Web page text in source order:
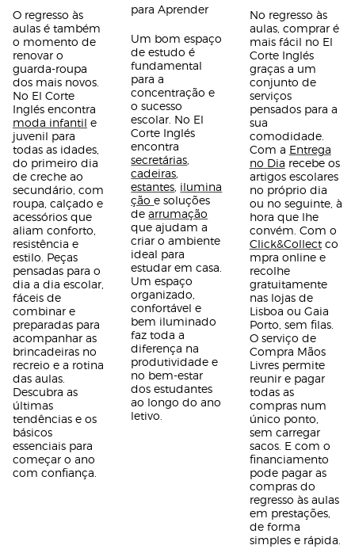
O regresso às
aulas é também
o momento de
renovar o
guarda-roupa
dos mais novos.
No El Corte
Inglés encontra
moda infantil e
juvenil para
todas as idades,
do primeiro dia
de creche ao
secundário, com
roupa, calçado e
acessórios que
aliam conforto,
resistência e
estilo. Peças
pensadas para o
dia a dia escolar,
fáceis de
combinar e
preparadas para
acompanhar as
brincadeiras no
recreio e a rotina
das aulas.
Descubra as
últimas
tendências e os
básicos
essenciais para
começar o ano
com confiança.
para Aprender
Um bom espaço
de estudo é
fundamental
para a
concentração e
o sucesso
escolar. No El
Corte Inglés
encontra
secretárias,
cadeiras,
estantes, ilumina
çãoe soluções
dearrumação
que ajudam a
criar o ambiente
ideal para
estudar em casa.
Um espaço
organizado,
confortável e
bem iluminado
faz toda a
diferença na
produtividade e
no bem-estar
dos estudantes
ao longo do ano
letivo.
No regresso às
aulas, comprar é
mais fácil no El
Corte Inglés
graças a um
conjunto de
serviços
pensados para a
sua
comodidade.
Com a Entrega
no Dia recebe os
artigos escolares
no próprio dia
ou no seguinte, à
hora que lhe
convém. Com o
Click&Collectco
mpra online e
recolhe
gratuitamente
nas lojas de
Lisboa ou Gaia
Porto, sem filas.
O serviço de
Compra Mãos
Livres permite
reunir e pagar
todas as
compras num
único ponto,
sem carregar
sacos. E com o
financiamento
pode pagar as
compras do
regresso às aulas
em prestações,
de forma
simples e rápida.